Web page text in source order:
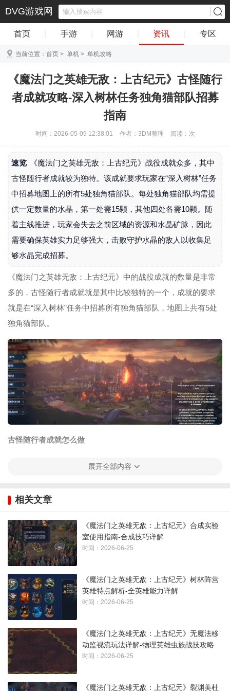
DVG游戏网
首页 手游 网游 资讯 专区
当前位置： 首页 > 单机 > 单机攻略
《魔法门之英雄无敌：上古纪元》古怪随行
者成就攻略-深入树林任务独角猫部队招募
指南
时间：2026-05-09 12:38:01 作者：3DM整理 阅读： 次
速览
《魔法门之英雄无敌：上古纪元》战役成就众多，其中
古怪随行者成就较为独特。该成就要求玩家在“深入树林”任务
中招募地图上的所有5处独角猫部队。每处独角猫部队均需提
供一定数量的水晶，第一处需15颗，其他四处各需10颗。随
着主线推进，玩家会失去之前区域的资源和水晶矿脉，因此
需要确保英雄实力足够强大，击败守护水晶的敌人以收集足
够水晶完成招募。
《魔法门之英雄无敌：上古纪元》中的战役成就的数量是非常
多的，古怪随行者成就就是其中比较独特的一个，成就的要求
就是在“深入树林”任务中招募所有独角猫部队，地图上共有5处
独角猫部队。
古怪随行者成就怎么做
古怪随行者
在“深入树林”任务中招募所有独角猫部队。
地图上共有5处独角猫部队，位置见下方截图，你需要向每一处
都提供水晶。第一处需要15颗水晶，其余四处各需10颗。
切记：随着主线推进，你会失去上一个区域的全部资源和水晶
矿脉，因此请确保你的英雄足够强大，以击败后续守护水晶的
羊人与小妖，这样才能收集到足够的水晶，用于满足其余4处独
角猫的需求。
展开全部内容
相关文章
《魔法门之英雄无敌：上古纪元》合成实验
室使用指南-合成技巧详解
时间：2026-06-25
《魔法门之英雄无敌：上古纪元》树林阵营
英雄特点解析-全英雄能力详解
时间：2026-06-25
《魔法门之英雄无敌：上古纪元》无魔法移
动监视流玩法详解-物理英雄虫族战技攻略
时间：2026-06-25
《魔法门之英雄无敌：上古纪元》裂渊美杜